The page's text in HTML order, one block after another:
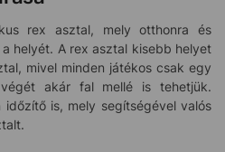
rex asztal, mely otthonra és
helyét. A rex asztal kisebb helyet
mivel minden játékos csak egy
akár fal mellé is tehetjük.
is, mely segítségével valós